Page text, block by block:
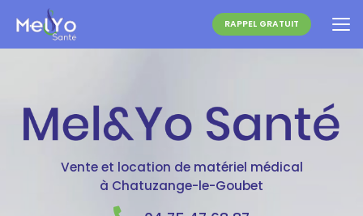
contenu
principal
RAPPEL GRATUIT
Vente et location de matériel médical
à Chatuzange-le-Goubet